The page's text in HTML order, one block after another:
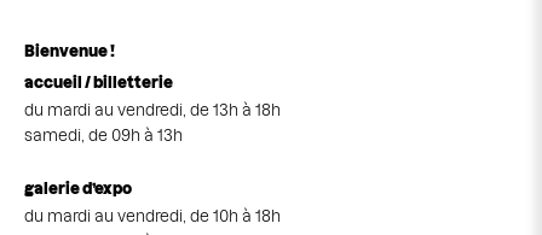
Bienvenue !
accueil / billetterie
du mardi au vendredi, de 13h à 18h
samedi, de 09h à 13h
galerie d’expo
du mardi au vendredi, de 10h à 18h